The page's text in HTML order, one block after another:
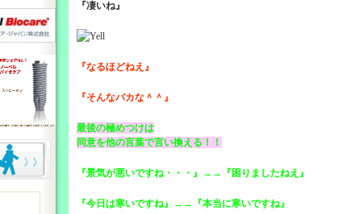
『凄いね』
『なるほどねえ』
『そんなバカな＾＾』
最後の極めつけは
同意を他の言葉で言い換える！！
『景気が悪いですね・・・』→→『困りましたねえ』
『今日は寒いですね』→→『本当に寒いですね』